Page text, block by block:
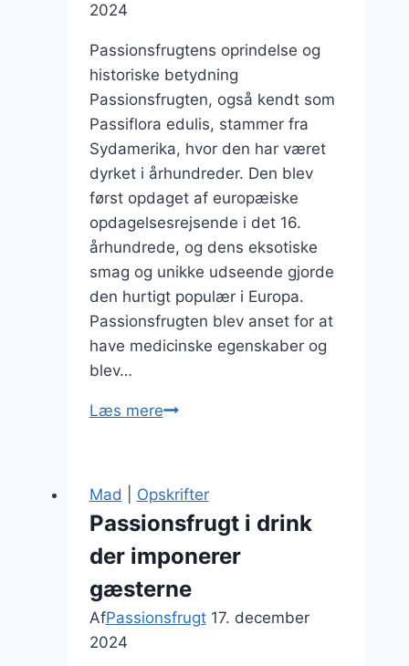
2024
Passionsfrugtens oprindelse og
historiske betydning
Passionsfrugten, også kendt som
Passiflora edulis, stammer fra
Sydamerika, hvor den har været
dyrket i århundreder. Den blev
først opdaget af europæiske
opdagelsesrejsende i det 16.
århundrede, og dens eksotiske
smag og unikke udseende gjorde
den hurtigt populær i Europa.
Passionsfrugten blev anset for at
have medicinske egenskaber og
blev…
Læs merePassionsfrugt
og
Mad Opskrifter
Passionsfrugt i drink
der imponerer
gæsterne
AfPassionsfrugt 17. december
2024